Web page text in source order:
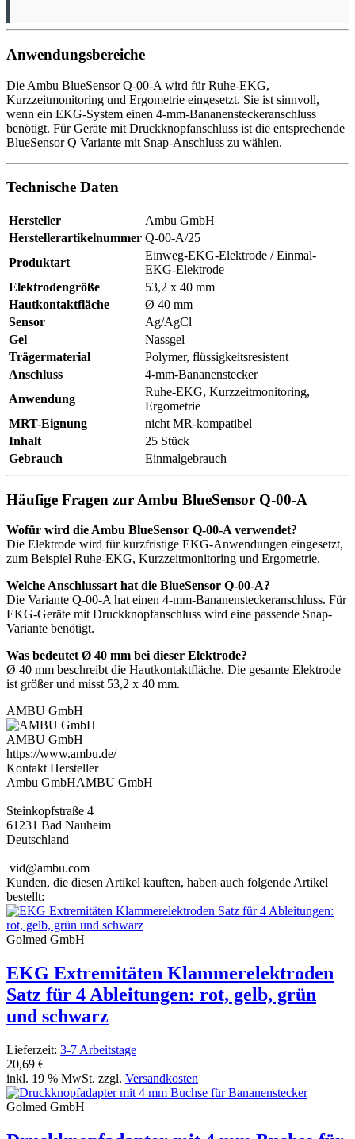
Anwendungsbereiche
Die Ambu BlueSensor Q-00-A wird für Ruhe-EKG,
Kurzzeitmonitoring und Ergometrie eingesetzt. Sie ist sinnvoll,
wenn ein EKG-System einen 4-mm-Bananensteckeranschluss
benötigt. Für Geräte mit Druckknopfanschluss ist die entsprechende
BlueSensor Q Variante mit Snap-Anschluss zu wählen.
Technische Daten
Hersteller
Ambu GmbH
Herstellerartikelnummer Q-00-A/25
Produktart
Einweg-EKG-Elektrode / Einmal-
EKG-Elektrode
Elektrodengröße
53,2 x 40 mm
Hautkontaktfläche
Ø 40 mm
Sensor
Ag/AgCl
Gel
Nassgel
Trägermaterial
Polymer, flüssigkeitsresistent
Anschluss
4-mm-Bananenstecker
Anwendung
Ruhe-EKG, Kurzzeitmonitoring,
Ergometrie
MRT-Eignung
nicht MR-kompatibel
Inhalt
25 Stück
Gebrauch
Einmalgebrauch
Häufige Fragen zur Ambu BlueSensor Q-00-A
Wofür wird die Ambu BlueSensor Q-00-A verwendet?
Die Elektrode wird für kurzfristige EKG-Anwendungen eingesetzt,
zum Beispiel Ruhe-EKG, Kurzzeitmonitoring und Ergometrie.
Welche Anschlussart hat die BlueSensor Q-00-A?
Die Variante Q-00-A hat einen 4-mm-Bananensteckeranschluss. Für
EKG-Geräte mit Druckknopfanschluss wird eine passende Snap-
Variante benötigt.
Was bedeutet Ø 40 mm bei dieser Elektrode?
Ø 40 mm beschreibt die Hautkontaktfläche. Die gesamte Elektrode
ist größer und misst 53,2 x 40 mm.
AMBU GmbH
AMBU GmbH
https://www.ambu.de/
Kontakt Hersteller
Ambu GmbHAMBU GmbH
Steinkopfstraße 4
61231 Bad Nauheim
Deutschland
vid@ambu.com
Kunden, die diesen Artikel kauften, haben auch folgende Artikel
bestellt:
Golmed GmbH
EKG Extremitäten Klammerelektroden
Satz für 4 Ableitungen: rot, gelb, grün
und schwarz
Lieferzeit: 3-7 Arbeitstage
20,69 €
inkl. 19 % MwSt. zzgl. Versandkosten
Golmed GmbH